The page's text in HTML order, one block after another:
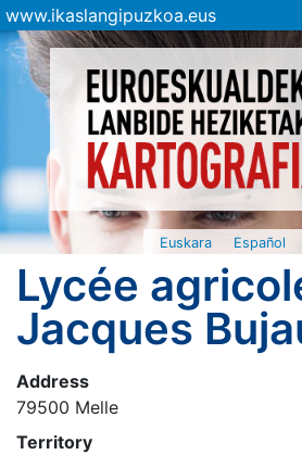
www.ikaslangipuzkoa.eus
Euskara Español
Lycée
Jacques
Address
79500 Melle
Territory